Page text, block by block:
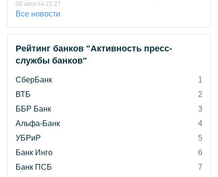
06 августа 21:27
Все новости
Рейтинг банков "Активность пресс-
службы банков"
СберБанк
1
ВТБ
2
ББР Банк
3
Альфа-Банк
4
УБРиР
5
Банк Инго
6
Банк ПСБ
7